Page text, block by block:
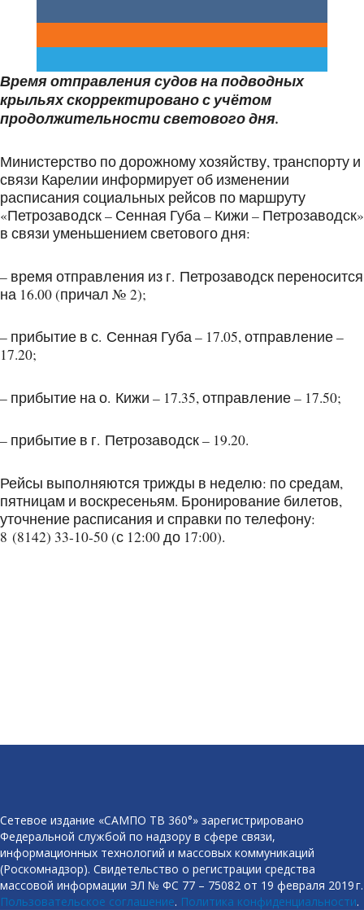
Время отправления судов на подводных
крыльях скорректировано с учётом
продолжительности светового дня.
Министерство по дорожному хозяйству, транспорту и
связи Карелии информирует об изменении
расписания социальных рейсов по маршруту
«Петрозаводск – Сенная Губа – Кижи – Петрозаводск»
в связи уменьшением светового дня:
– время отправления из г. Петрозаводск переносится
на 16.00 (причал № 2);
– прибытие в с. Сенная Губа – 17.05, отправление –
17.20;
– прибытие на о. Кижи – 17.35, отправление – 17.50;
– прибытие в г. Петрозаводск – 19.20.
Рейсы выполняются трижды в неделю: по средам,
пятницам и воскресеньям. Бронирование билетов,
уточнение расписания и справки по телефону:
8 (8142) 33-10-50 (с 12:00 до 17:00).
Сетевое издание «САМПО ТВ 360°» зарегистрировано
Федеральной службой по надзору в сфере связи,
информационных технологий и массовых коммуникаций
(Роскомнадзор). Свидетельство о регистрации средства
массовой информации ЭЛ № ФС 77 – 75082 от 19 февраля 2019 г.
Пользовательское соглашение. Политика конфиденциальности.